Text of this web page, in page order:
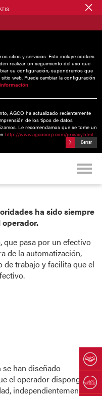
sitios y servicios. Esto incluye cookies
realizar un seguimiento del uso que
su configuración, supondremos que
web. Puede cambiar la configuración
AGCO ha actualizado recientemente
de los tipos de datos
Le recomendamos que se tome un
http://www.agcocorp.com/privacy.html
Cerrar
ha sido siempre
que pasa por un efectivo
de la automatización,
de trabajo y facilita que el
han diseñado
el operador disponga
independientemente